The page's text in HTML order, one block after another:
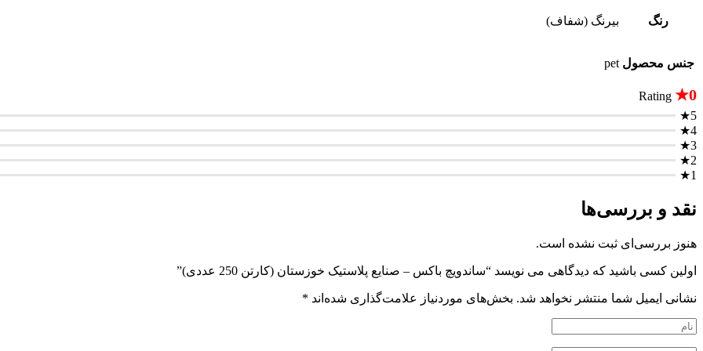
رنگ بیرنگ (شفاف)
جنس محصول pet
0★
Rating
5★
4★
3★
2★
1★
نقد و بررسی‌ها
هنوز بررسی‌ای ثبت نشده است.
اولین کسی باشید که دیدگاهی می نویسد “ساندویچ باکس – صنایع پلاستیک خوزستان (کارتن 250 عددی)”
نشانی ایمیل شما منتشر نخواهد شد. بخش‌های موردنیاز علامت‌گذاری شده‌اند *